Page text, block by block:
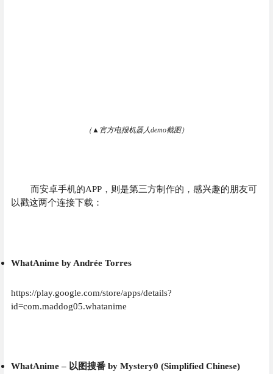
（▲ 官方电报机器人demo截图）
而安卓手机的APP，则是第三方制作的，感兴趣的朋友可
以戳这两个连接下载：
WhatAnime by Andrée Torres
https://play.google.com/store/apps/details?
id=com.maddog05.whatanime
WhatAnime – 以图搜番 by Mystery0 (Simplified Chinese)